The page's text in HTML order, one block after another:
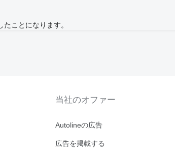
たことになります。
当社のオファー
Autolineの広告
広告を掲載する